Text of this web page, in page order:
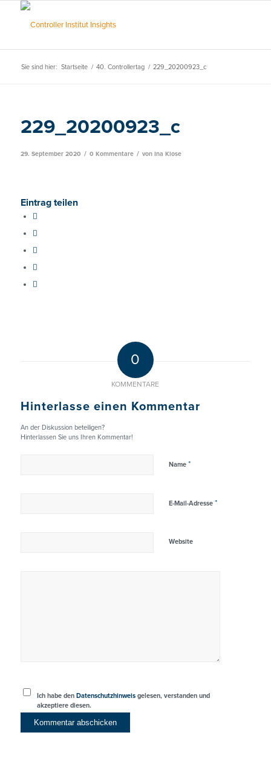
Sie sind hier: Startseite / 40. Controllertag / 229_20200923_c
229_20200923_c
29. September 2020 / 0 Kommentare / von Ina Klose
Eintrag teilen
0
KOMMENTARE
Hinterlasse einen Kommentar
An der Diskussion beteiligen?
Hinterlassen Sie uns Ihren Kommentar!
Name *
E-Mail-Adresse *
Website
Ich habe den Datenschutzhinweis gelesen, verstanden und
akzeptiere diesen.